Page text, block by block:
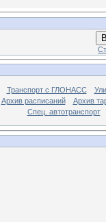
Транспорт с ГЛОНАСС
Архив расписаний
Архив
Спец. автотранспорт